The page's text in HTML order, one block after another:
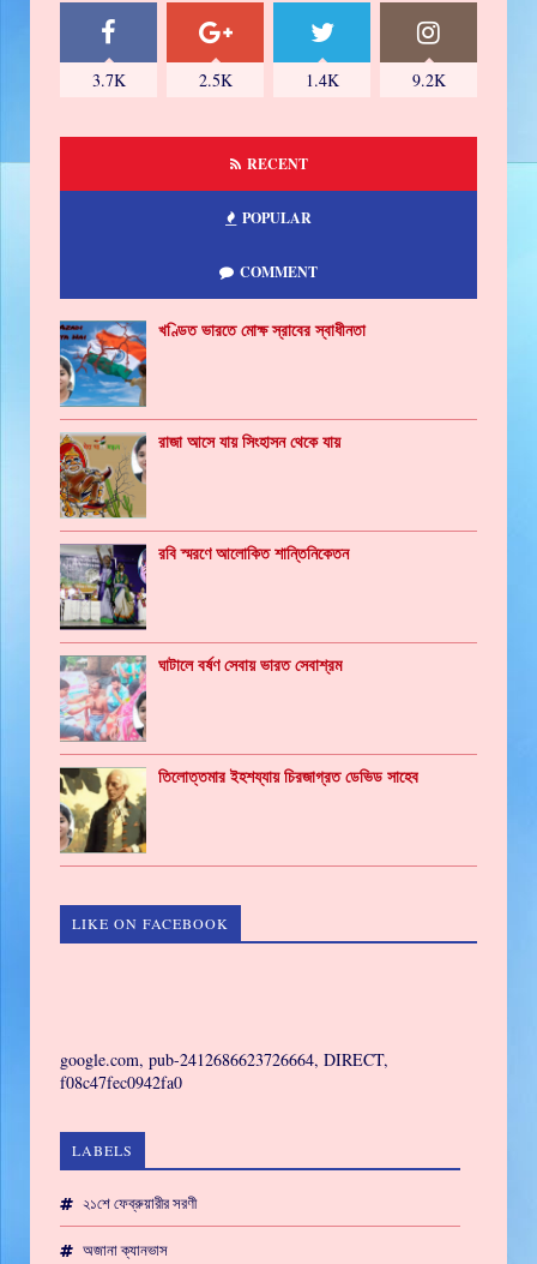
3.7K 2.5K 1.4K 9.2K
RECENT
POPULAR
COMMENT
খণ্ডিত ভারতে মোক্ষ স্রাবের স্বাধীনতা
রাজা আসে যায় সিংহাসন থেকে যায়
রবি স্মরণে আলোকিত শান্তিনিকেতন
ঘাটালে বর্ষণ সেবায় ভারত সেবাশ্রম
তিলোত্তমার ইহশয্যায় চিরজাগ্রত ডেভিড সাহেব
LIKE ON FACEBOOK
google.com, pub-2412686623726664, DIRECT,
f08c47fec0942fa0
LABELS
২১শে ফেব্রুয়ারীর সরণী
অজানা ক্যানভাস